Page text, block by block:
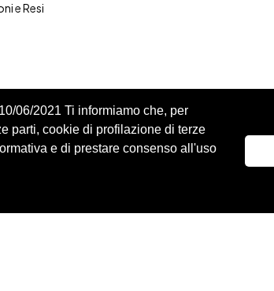
06/2021 Ti informiamo che, per
parti, cookie di profilazione di terze
e di prestare consenso all'uso
e Resi